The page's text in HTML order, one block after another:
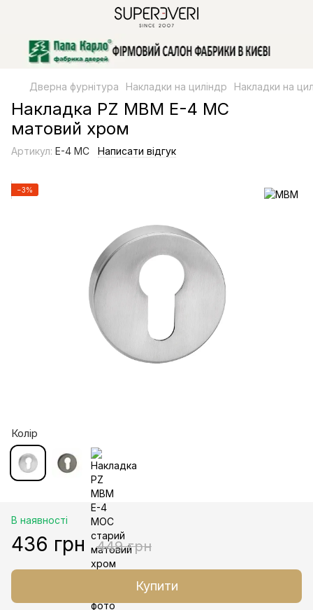
Дверна фурнітура Накладки на циліндр Накладки на
Накладка PZ МВМ E-4 MC
матовий хром
Артикул: E-4 MC Написати відгук
−3%
Колір
В наявності
436 грн 449 грн
Купити